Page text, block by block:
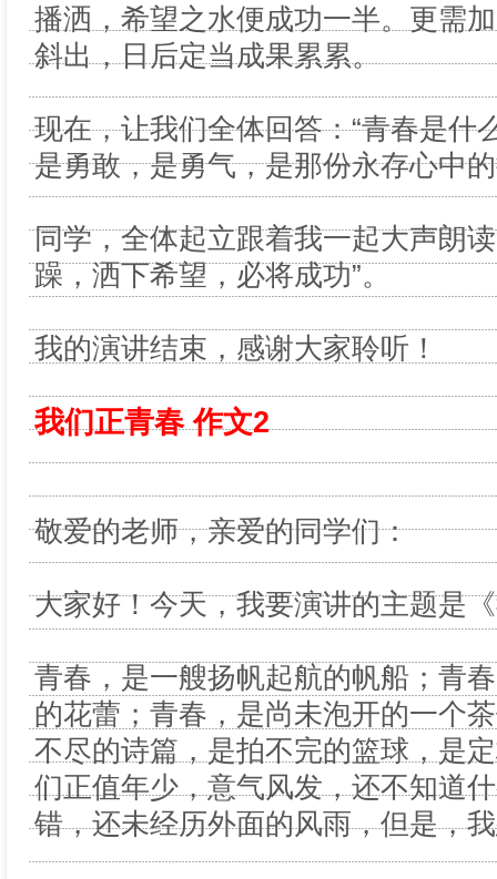
播洒，希望之水便成功一半。更需
斜出，日后定当成果累累。
现在，让我们全体回答：“青春是什
是勇敢，是勇气，是那份永存心中
同学，全体起立跟着我一起大声朗
躁，洒下希望，必将成功”。
我的演讲结束，感谢大家聆听！
我们正青春 作文2
敬爱的老师，亲爱的同学们：
大家好！今天，我要演讲的主题是
青春，是一艘扬帆起航的帆船；青
的花蕾；青春，是尚未泡开的一个
不尽的诗篇，是拍不完的篮球，是
们正值年少，意气风发，还不知道
错，还未经历外面的风雨，但是，